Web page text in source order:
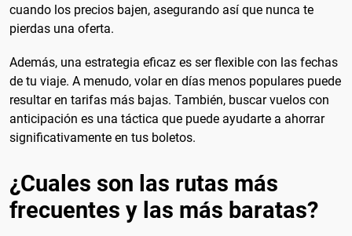
cuando los precios bajen, asegurando así que nunca te
pierdas una oferta.
Además, una estrategia eficaz es ser flexible con las fechas
de tu viaje. A menudo, volar en días menos populares puede
resultar en tarifas más bajas. También, buscar vuelos con
anticipación es una táctica que puede ayudarte a ahorrar
significativamente en tus boletos.
¿Cuales son las rutas más
frecuentes y las más baratas?